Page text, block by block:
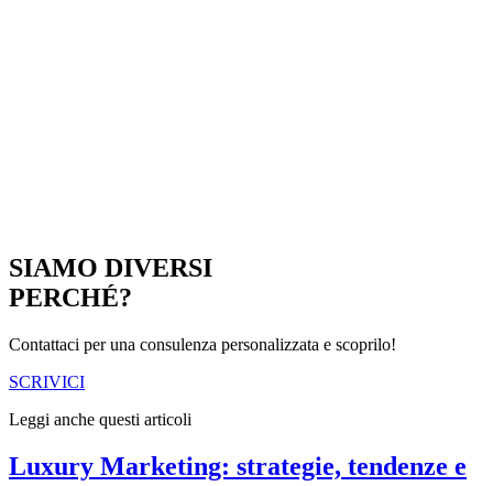
SIAMO DIVERSI
PERCHÉ?
Contattaci per una consulenza personalizzata e scoprilo!
SCRIVICI
Leggi anche questi articoli
Luxury Marketing: strategie, tendenze e